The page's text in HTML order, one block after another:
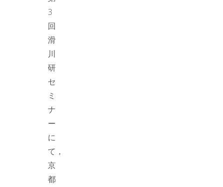
3
回
滑
川
研
セ
ミ
ナ
ー
に
て，
京
都